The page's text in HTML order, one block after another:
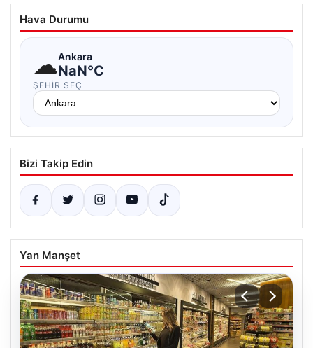
Hava Durumu
☁Ankara
NaN°C
ŞEHIR SEÇ
Bizi Takip Edin
Yan Manşet